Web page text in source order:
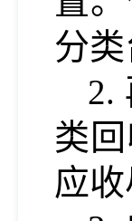
分
2.
类
应